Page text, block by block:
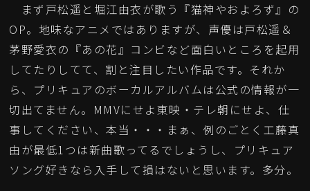
まず戸松遥と堀江由衣が歌う『猫神やおよろず』の
OP。地味なアニメではありますが、声優は戸松遥＆
茅野愛衣の『あの花』コンビなど面白いところを起用
してたりしてて、割と注目したい作品です。それか
ら、プリキュアのボーカルアルバムは公式の情報が一
切出てません。MMVにせよ東映・テレ朝にせよ、仕
事してください、本当・・・まぁ、例のごとく工藤真
由が最低1つは新曲歌ってるでしょうし、プリキュア
ソング好きなら入手して損はないと思います。多分。